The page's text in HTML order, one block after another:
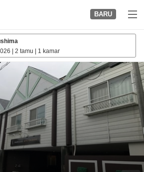
BARU
2 tamu 1 kamar